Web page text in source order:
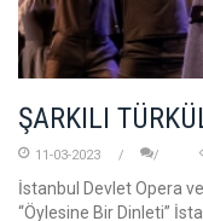
ŞARKILI
11-03-2023
İstanbul Devlet Opera
“Öylesine Bir Dinleti”